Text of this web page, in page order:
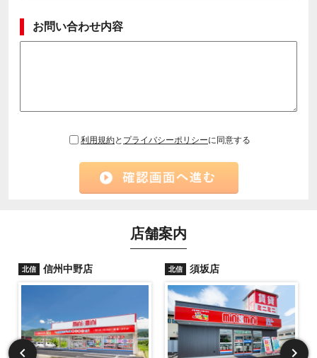
お問い合わせ内容
利用規約と プライバシーポリシーに同意する
店舗案内
北信 信州中野店 北信 須坂店